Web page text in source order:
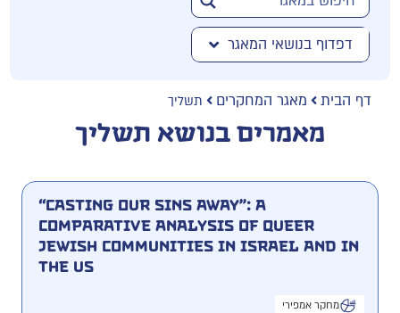
דפדוף בנושאי המאגר
דף הבית מאגר המחקרים תשליך
מאמרים בנושא תשליך
“Casting Our Sins Away”: A
Comparative Analysis of Queer
Jewish Communities in Israel and in
the US
מחקר אמפירי